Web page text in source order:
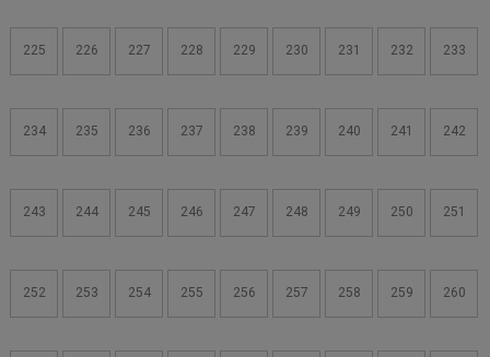
225 226 227 228 229 230 231 232 233
234 235 236 237 238 239 240 241 242
243 244 245 246 247 248 249 250 251
252 253 254 255 256 257 258 259 260